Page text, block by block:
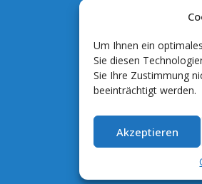
Um Ihnen ein
Sie diesen
Sie Ihre Zustimmung
beeinträchtigt werden.
Akzeptieren